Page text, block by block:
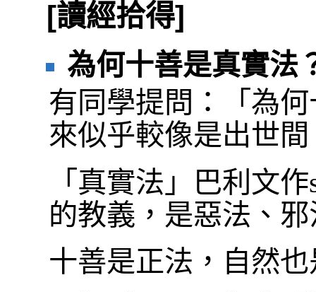
[讀經拾得]
為何十善是真實法
有同學提問：「為
來似乎較像是出世
「真實法」巴利文
的教義，是惡法、
十善是正法，自然